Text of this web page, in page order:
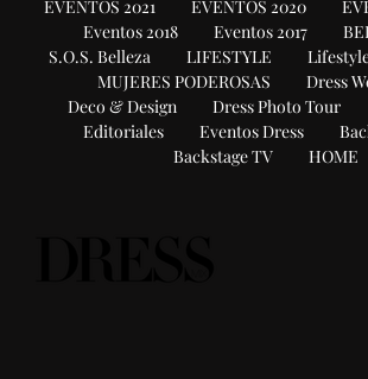
EVENTOS 2021
EVENTOS 2020
Eventos 2018
Eventos 2017
S.O.S. Belleza
LIFESTYLE
MUJERES PODEROSAS
Dress
Deco & Design
Dress Photo Tour
Editoriales
Eventos Dress
Backstage TV
HOME